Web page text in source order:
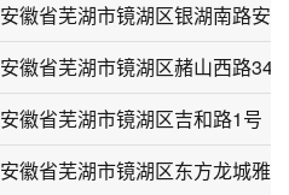
安徽省芜湖市镜湖区赭山西路34-
安徽省芜湖市镜湖区吉和路1号
安徽省芜湖市镜湖区东方龙城雅